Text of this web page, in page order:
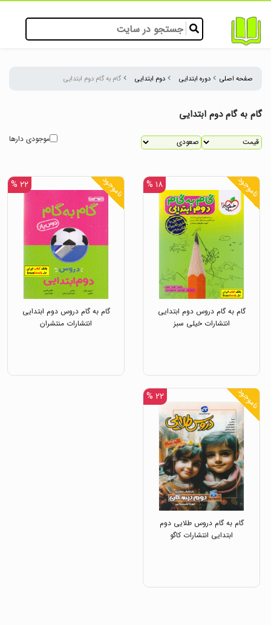
صفحه اصلی دوره ابتدایی دوم ابتدایی گام به گام دوم ابتدایی
گام به گام دوم ابتدایی
موجودی دارها
ناموجود ۱۸ %
گام به گام دروس دوم ابتدایی
انتشارات خیلی سبز
ناموجود ۲۲ %
گام به گام دروس دوم ابتدایی
انتشارات منتشران
ناموجود ۲۲ %
گام به گام دروس طلایی دوم
ابتدایی انتشارات کاگو